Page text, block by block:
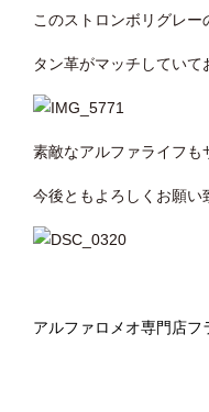
このストロンボリグレー
タン革がマッチしていて
素敵なアルファライフ
今後ともよろしくお願い
アルファロメオ専門店フ